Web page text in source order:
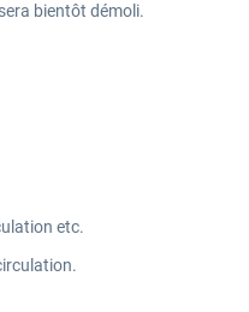
bientôt démoli.
etc.